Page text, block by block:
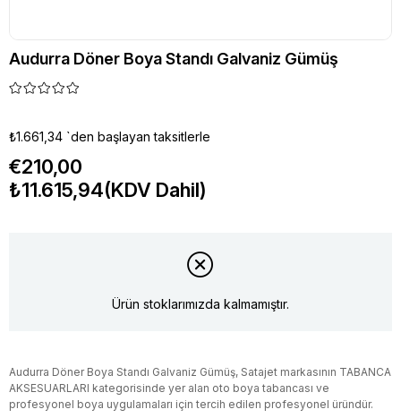
Audurra Döner Boya Standı Galvaniz Gümüş
₺1.661,34 `den başlayan taksitlerle
€210,00
₺11.615,94(KDV Dahil)
Ürün stoklarımızda kalmamıştır.
Audurra Döner Boya Standı Galvaniz Gümüş, Satajet markasının TABANCA
AKSESUARLARI kategorisinde yer alan oto boya tabancası ve
profesyonel boya uygulamaları için tercih edilen profesyonel üründür.